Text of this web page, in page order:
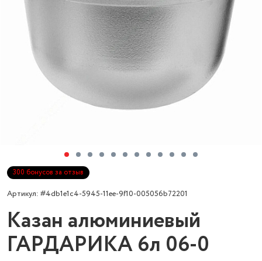
300 бонусов за отзыв
Артикул: #4db1e1c4-5945-11ee-9f10-005056b72201
Казан алюминиевый
ГАРДАРИКА 6л 06-0